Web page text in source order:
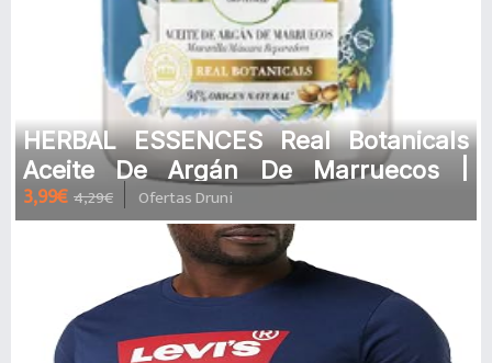
HERBAL ESSENCES Real Botanicals
Aceite De Argán De Marruecos |
250ML Máscara Capilar Reparadora
3,99€ 4,29€ Ofertas Druni